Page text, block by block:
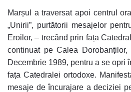
Marșul a traversat apoi centrul
„Unirii”, purtătorii mesajelor
Eroilor, – trecând prin fața
continuat pe Calea
Decembrie 1989, pentru a se opri
fața Catedralei ortodoxe.
mesaje de încurajare a deciziei